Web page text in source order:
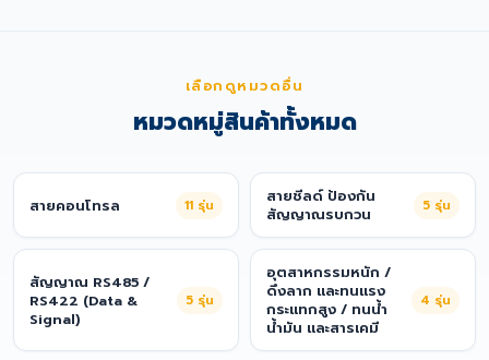
เลือกดูหมวดอื่น
หมวดหมู่สินค้าทั้งหมด
สายคอนโทรล 11 รุ่น
สายชีลด์ ป้องกัน
สัญญาณรบกวน
5 รุ่น
สัญญาณ RS485 /
RS422 (Data &
Signal)
5 รุ่น
อุตสาหกรรมหนัก /
ดึงลาก และทนแรง
กระแทกสูง / ทนน้ำ
น้ำมัน และสารเคมี
4 รุ่น